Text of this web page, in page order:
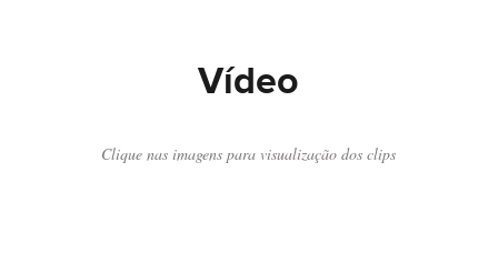
Vídeo
Clique nas imagens para visualização dos clips